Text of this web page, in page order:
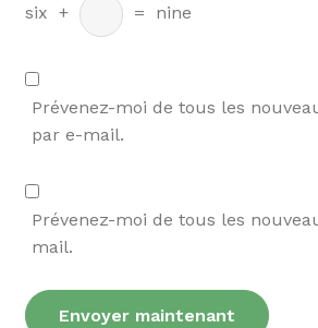
six + = nine
Prévenez-moi de tous les
par e-mail.
Prévenez-moi de tous les
mail.